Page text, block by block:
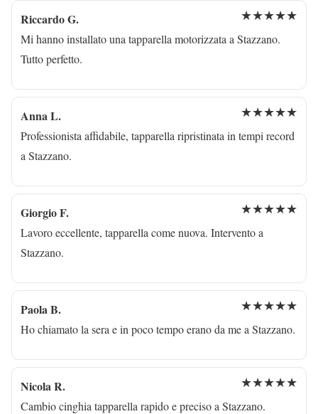
Riccardo G. ★★★★★
Mi hanno installato una tapparella motorizzata a Stazzano.
Tutto perfetto.
Anna L. ★★★★★
Professionista affidabile, tapparella ripristinata in tempi record
a Stazzano.
Giorgio F. ★★★★★
Lavoro eccellente, tapparella come nuova. Intervento a
Stazzano.
Paola B. ★★★★★
Ho chiamato la sera e in poco tempo erano da me a Stazzano.
Nicola R. ★★★★★
Cambio cinghia tapparella rapido e preciso a Stazzano.